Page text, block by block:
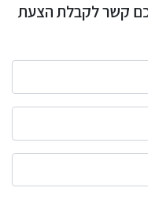
קשר לקבלת הצעת